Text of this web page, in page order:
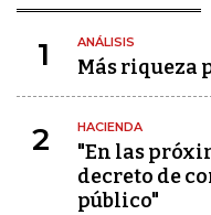
1 ANÁLISIS
Más riqueza
2 HACIENDA
"En las
decreto de
público"